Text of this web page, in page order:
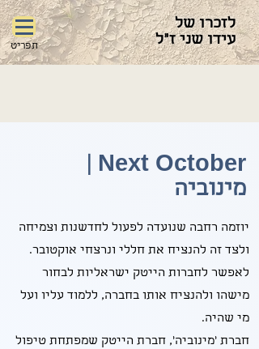
תפריט
לזכרו של
עידו שני ז"ל
מינוביה
יוזמה רחבה שנועדה לפעול לחדשנות וצמיחה
ולצד זה להנציח את חללי ונרצחי אוקטובר.
לאפשר לחברות הייטק ישראליות לבחור
מישהו ולהנציח אותו בחברה, ללמוד עליו ועל
מי שהיה.
חברת 'מינוביה', חברת הייטק שמפתחת טיפול